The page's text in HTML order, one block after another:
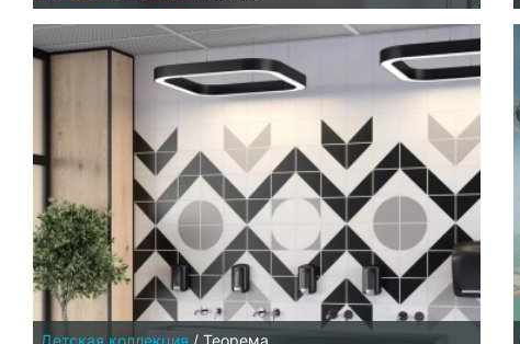
Детская коллекция / Теорема